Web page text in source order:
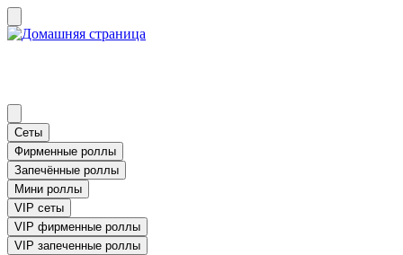
Сеты
Фирменные роллы
Запечённые роллы
Мини роллы
VIP сеты
VIP фирменные роллы
VIP запеченные роллы